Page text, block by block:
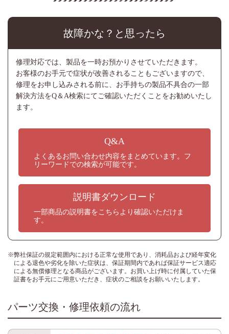
故障かな？と思ったら
修理対応では、製品を一時お預かりさせていただきます。
お客様のお手元で症状が改善されることもございますので、
修理をお申し込みされる前に、 お手持ちの製品不具合の一部
解決方法をQ＆A検索にてご確認いただくことをお勧めいたし
ます。
Q&A
よくあるお問い合わせ内容をまとめています。 フ
リーワードでの検索が可能です。
説明書ダウンロード
一部商品の説明書を こちらより確認いただけま
す。
※弊社保証の規定範囲内における正常な使用であり、消耗品および経年変化
による退色や劣化を除いた症状は、保証期間内であれば保証サービス適応
による無償修理となる商品がございます。お買い上げ時に付属していた保
証書をお手元にご用意いただき、症状のご相談をお願いいたします。
パーツ交換・修理依頼の流れ